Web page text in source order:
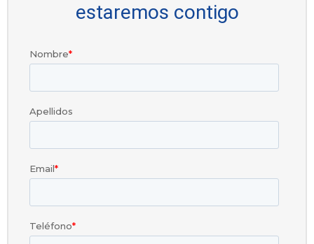
estaremos contigo